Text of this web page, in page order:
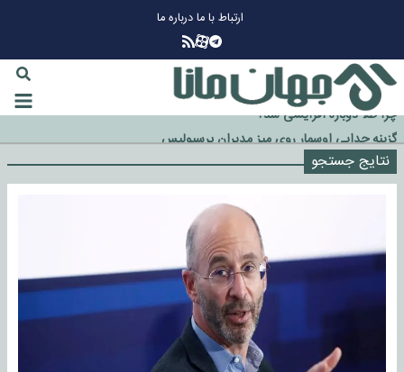
ارتباط با مادرباره ما
چرا طلا دوباره افزایشی شد؟
گزینه جدایی اوسمار روی میز مدیران پرسپولیس
آیا رئیس جمهور آمریکا قانون را دور می‌زند؟
اخراج رسمی چهره نامدار از پرسپولیس
سازمان اطلاعات سپاه: پروژه دولت ترامپ برای مهار چین، روسیه و اروپا شکست
خورد
نتایج جستجو